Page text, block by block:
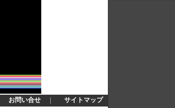
お問い合せ ｜
サイトマップ